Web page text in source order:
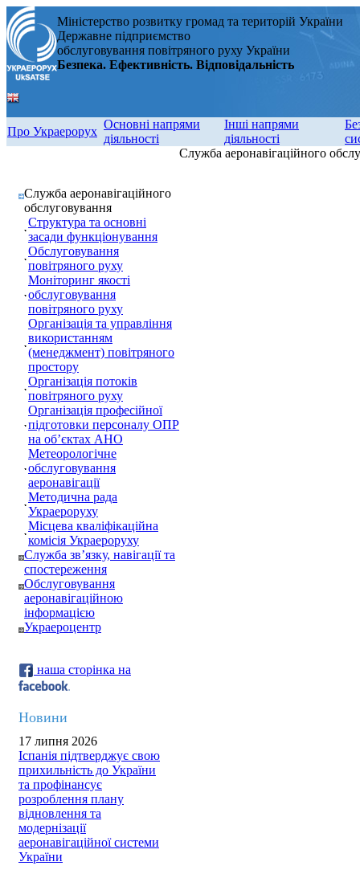
Міністерство розвитку громад та територій України
Державне підприємство
обслуговування повітряного руху України
Безпека. Ефективність. Відповідальність
Про Украерорух
Основні напрями
діяльності
Інші напрями
діяльності
Служба аеронавігаційного
обслуговування
Структура та основні
засади функціонування
Обслуговування
повітряного руху
Моніторинг якості
обслуговування
повітряного руху
Організація та управління
використанням
(менеджмент) повітряного
простору
Організація потоків
повітряного руху
Організація професійної
підготовки персоналу ОПР
на об’єктах АНО
Метеорологічне
обслуговування
аеронавігації
Методична рада
Украероруху
Місцева кваліфікаційна
комісія Украероруху
Служба зв’язку, навігації та
спостереження
Обслуговування
аеронавігаційною
інформацією
Украероцентр
наша сторінка на
Новини
17 липня 2026
Іспанія підтверджує свою
прихильність до України
та профінансує
розроблення плану
відновлення та
модернізації
аеронавігаційної системи
України
Служба аеронавігаційного